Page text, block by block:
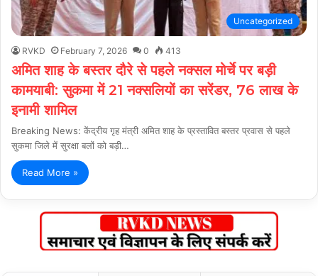
Uncategorized
RVKD February 7, 2026 0 413
अमित शाह के बस्तर दौरे से पहले नक्सल मोर्चे पर बड़ी
कामयाबी: सुकमा में 21 नक्सलियों का सरेंडर, 76 लाख के
इनामी शामिल
Breaking News: केंद्रीय गृह मंत्री अमित शाह के प्रस्तावित बस्तर प्रवास से पहले
सुकमा जिले में सुरक्षा बलों को बड़ी…
Read More »